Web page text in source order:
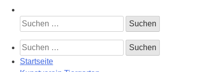
Suchen
nach:
Suchen
nach:
Startseite